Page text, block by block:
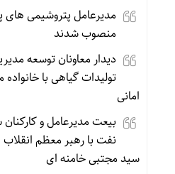
مدیرعامل پتروشیمی های
منصوب شدند
دیدار معاونان توسعه
تولیدات گیاهی با
امانی
بیعت مدیرعامل و
نفت با رهبر معظم
سید مجتبی خامنه ای